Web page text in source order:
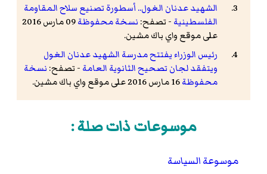
الشهيد عدنان الغول.. أسطورة تصنيع سلاح المقاومة
الفلسطينية - تصفح: نسخة محفوظة
09 مارس 2016
على موقع واي باك مشين.
رئيس الوزراء يفتتح مدرسة الشهيد عدنان الغول
ويتفقد لجان تصحيح الثانوية العامة - تصفح: نسخة
محفوظة
موسوعات ذات صلة :
موسوعة السياسة